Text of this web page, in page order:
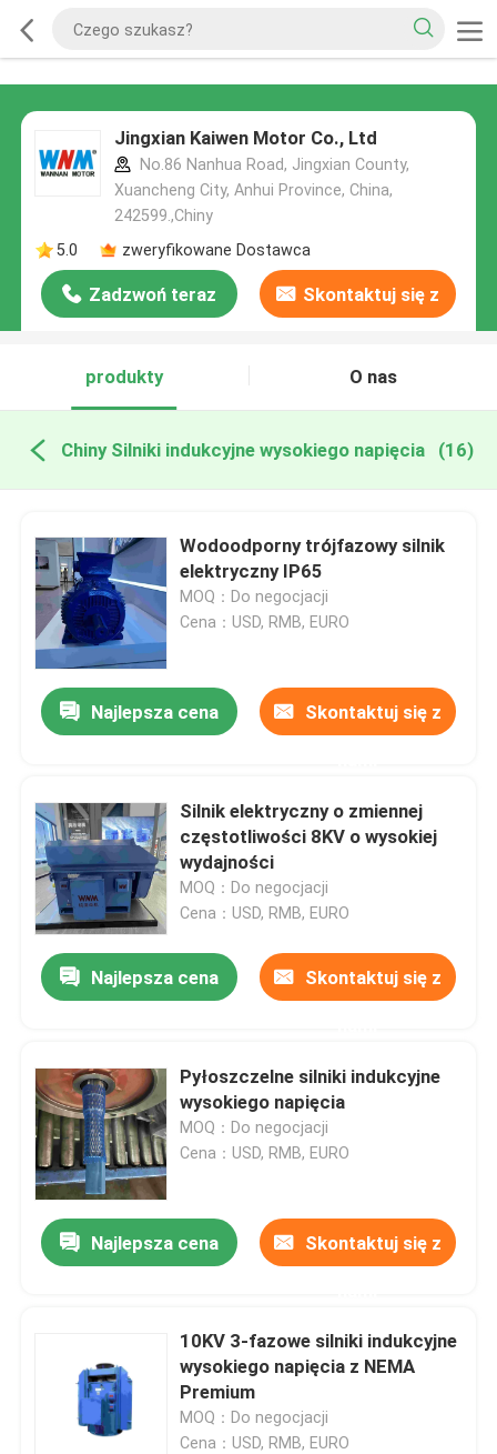
Jingxian Kaiwen Motor Co., Ltd
No.86 Nanhua Road, Jingxian County,
Xuancheng City, Anhui Province, China,
242599.,Chiny
5.0
zweryfikowane Dostawca
Zadzwoń teraz Skontaktuj się z
produkty
O nas
Chiny Silniki indukcyjne wysokiego napięcia (16)
Wodoodporny trójfazowy silnik
elektryczny IP65
MOQ：Do negocjacji
Cena：USD, RMB, EURO
Najlepsza cena Skontaktuj się z
Silnik elektryczny o zmiennej
częstotliwości 8KV o wysokiej
wydajności
MOQ：Do negocjacji
Cena：USD, RMB, EURO
Najlepsza cena Skontaktuj się z
Pyłoszczelne silniki indukcyjne
wysokiego napięcia
MOQ：Do negocjacji
Cena：USD, RMB, EURO
Najlepsza cena Skontaktuj się z
10KV 3-fazowe silniki indukcyjne
wysokiego napięcia z NEMA
Premium
MOQ：Do negocjacji
Cena：USD, RMB, EURO